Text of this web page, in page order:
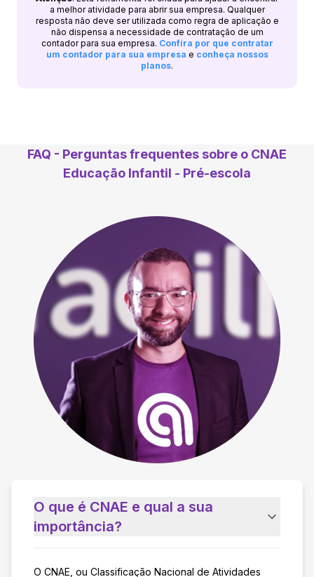
a melhor atividade para abrir sua empresa. Qualquer
resposta não deve ser utilizada como regra de aplicação e
não dispensa a necessidade de contratação de um
contador para sua empresa. Confira por que contratar
um contador para sua empresa e conheça nossos
planos.
FAQ - Perguntas frequentes sobre o CNAE
Educação Infantil - Pré-escola
O que é CNAE e qual a sua
importância?
O CNAE, ou Classificação Nacional de Atividades